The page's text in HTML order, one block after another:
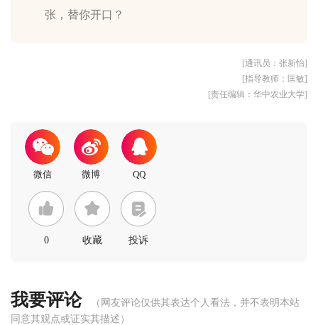
张，替你开口？
[通讯员：张新怡]
[指导教师：匡敏]
[责任编辑：华中农业大学]
0 收藏 投诉
我要评论
（网友评论仅供其表达个人看法，并不表明本站
同意其观点或证实其描述）